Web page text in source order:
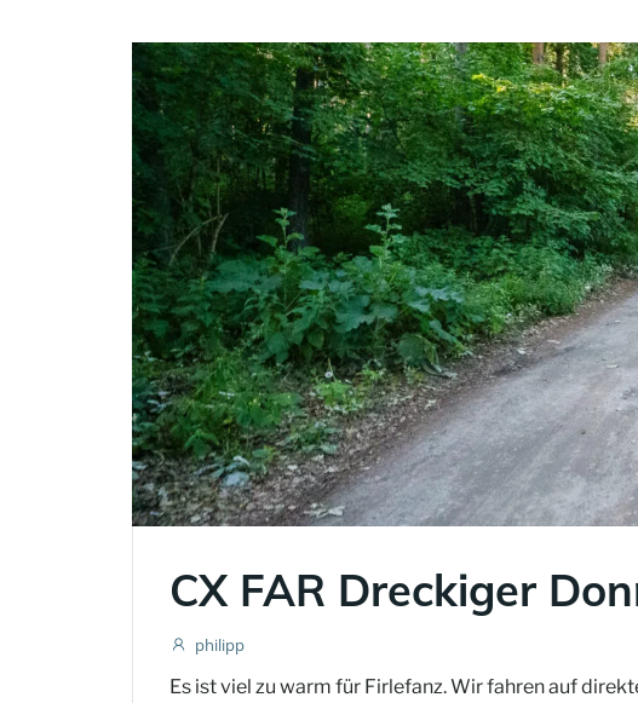
CX FAR Dreckiger
philipp
Es ist viel zu warm für Firlefanz. Wir fahren auf